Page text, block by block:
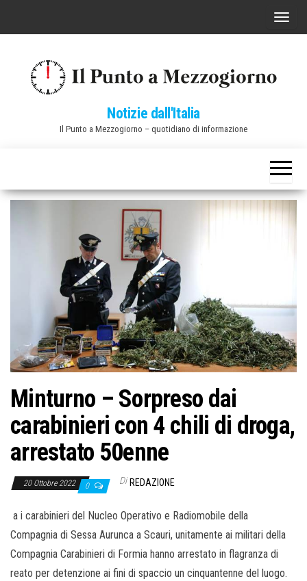
C
a
v
i
o
e
Notizie dall'Italia
Il Punto a Mezzogiorno – quotidiano di informazione
Minturno – Sorpreso dai
carabinieri con 4 chili di droga,
arrestato 50enne
20 Ottobre 2022 0 Di REDAZIONE
a i carabinieri del Nucleo Operativo e Radiomobile della
Compagnia di Sessa Aurunca a Scauri, unitamente ai militari della
Compagnia Carabinieri di Formia hanno arrestato in flagranza di
reato per detenzione ai fini di spaccio un cinquantenne del luogo.